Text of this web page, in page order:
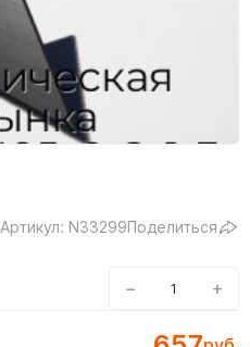
Артикул: N33299Поделиться
− +